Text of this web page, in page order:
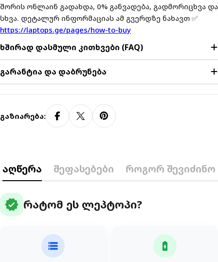
შორის ონლაინ გადახდა, 0% განვადება, გადმორიცხვა და
სხვა. დეტალურ ინფორმაციას ამ გვერდზე ნახავთ ✅
https://laptops.ge/pages/how-to-buy
ხშირად დასმული კითხვები (FAQ)
გარანტია და დაბრუნება
Გაზიარება:
აღწერა შეფასებები როგორ შევიძინო
verified რატომ ეს ლეპტოპი?
storage battery_charging_full